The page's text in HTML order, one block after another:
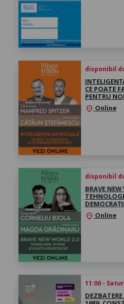
disponibil
CE POATE
PENTRU
location_on Online
disponibil
BRAVE
location_on Online
11:00 -